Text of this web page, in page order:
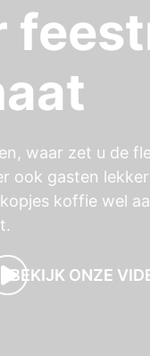
waar zet u de
ook gasten
koffie wel
BEKIJK ONZE